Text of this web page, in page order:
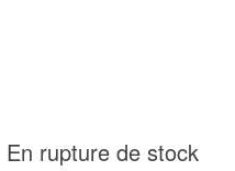
En rupture de stock